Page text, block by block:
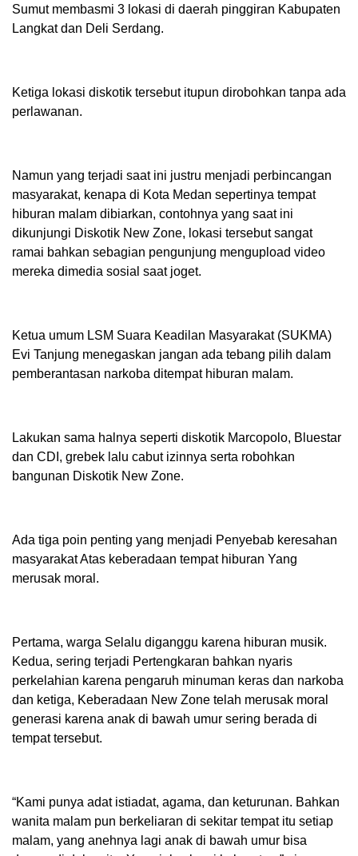
Sumut membasmi 3 lokasi di daerah pinggiran Kabupaten
Langkat dan Deli Serdang.
Ketiga lokasi diskotik tersebut itupun dirobohkan tanpa ada
perlawanan.
Namun yang terjadi saat ini justru menjadi perbincangan
masyarakat, kenapa di Kota Medan sepertinya tempat
hiburan malam dibiarkan, contohnya yang saat ini
dikunjungi Diskotik New Zone, lokasi tersebut sangat
ramai bahkan sebagian pengunjung mengupload video
mereka dimedia sosial saat joget.
Ketua umum LSM Suara Keadilan Masyarakat (SUKMA)
Evi Tanjung menegaskan jangan ada tebang pilih dalam
pemberantasan narkoba ditempat hiburan malam.
Lakukan sama halnya seperti diskotik Marcopolo, Bluestar
dan CDI, grebek lalu cabut izinnya serta robohkan
bangunan Diskotik New Zone.
Ada tiga poin penting yang menjadi Penyebab keresahan
masyarakat Atas keberadaan tempat hiburan Yang
merusak moral.
Pertama, warga Selalu diganggu karena hiburan musik.
Kedua, sering terjadi Pertengkaran bahkan nyaris
perkelahian karena pengaruh minuman keras dan narkoba
dan ketiga, Keberadaan New Zone telah merusak moral
generasi karena anak di bawah umur sering berada di
tempat tersebut.
“Kami punya adat istiadat, agama, dan keturunan. Bahkan
wanita malam pun berkeliaran di sekitar tempat itu setiap
malam, yang anehnya lagi anak di bawah umur bisa